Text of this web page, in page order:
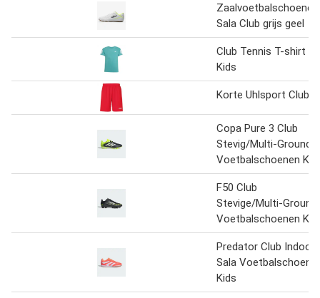
Zaalvoetbalschoenen
Sala Club grijs geel
Club Tennis T-shirt
Kids
Korte Uhlsport Club
Copa Pure 3 Club
Stevig/Multi-Ground
Voetbalschoenen
F50 Club
Stevige/Multi-Ground
Voetbalschoenen
Predator Club Indoor
Sala
Kids